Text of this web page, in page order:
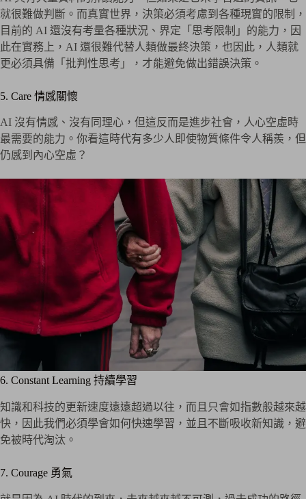
就很難做判斷。而真實世界，決策必須考慮到各種現實的限制，
目前的 AI 還沒有考量各種狀況、界定「思考限制」的能力，因
此在實務上，AI 還很難代替人類做最終決策，也因此，人類就
更必須具備「批判性思考」，才能避免做出錯誤決策。
5. Care 情感關懷
AI 沒有情感、沒有同理心，但這反而是進步社會，人心空虛時
最需要的能力。你看這時代有多少人即使物質條件令人稱羨，但
仍感到內心空虛？
6. Constant Learning 持續學習
知識和科技的更新速度遠遠超過以往，而且只會如指數般越來越
快，因此我們必須學會如何快速學習，並且不斷吸收新知識，避
免被時代淘汰。
7. Courage 勇氣